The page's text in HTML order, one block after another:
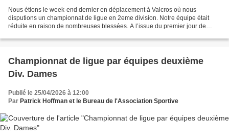
Nous étions le week-end dernier en déplacement à Valcros où nous
disputions un championnat de ligue en 2eme division. Notre équipe était
réduite en raison de nombreuses blessées. A l’issue du premier jour de
Championnat de ligue par équipes deuxième
Div. Dames
Publié le 25/04/2026 à 12:00
Par Patrick Hoffman et le Bureau de l'Association Sportive